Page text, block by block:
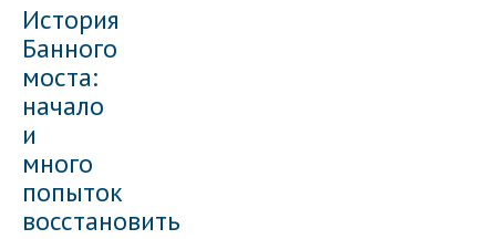
История
Банного
моста:
начало
и
много
попыток
восстановить